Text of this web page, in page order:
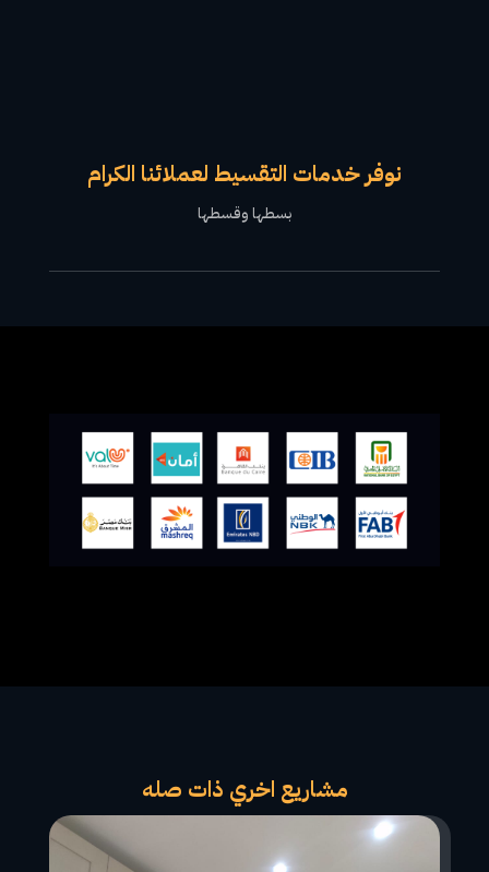
نوفر خدمات التقسيط لعملائنا الكرام
بسطها وقسطها
مشاريع اخري ذات صله